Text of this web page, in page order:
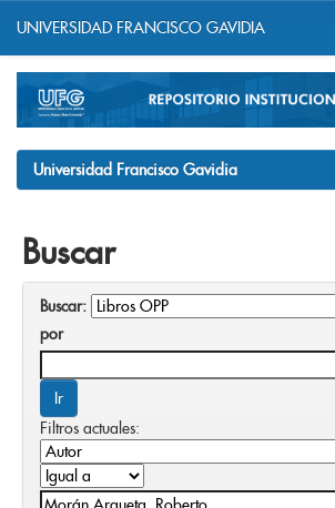
navigation
UNIVERSIDAD FRANCISCO GAVIDIA
Universidad Francisco Gavidia
Buscar
Buscar:
por
Filtros actuales: